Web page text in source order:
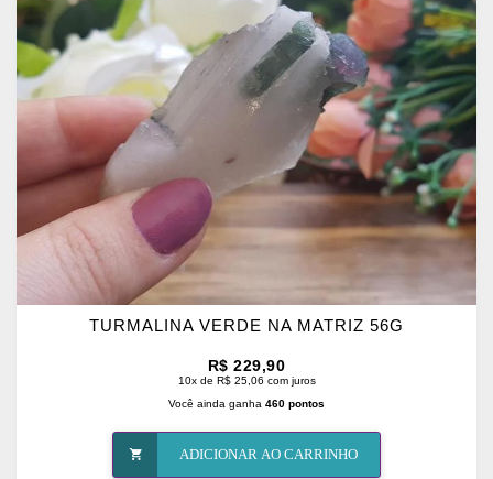
FAVORITOS
TURMALINA VERDE NA MATRIZ 56G
R$ 229,90
10x de R$ 25,06 com juros
Você ainda ganha 460 pontos
ADICIONAR AO CARRINHO